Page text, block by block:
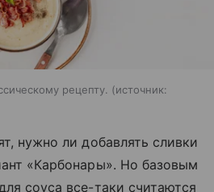
рецепту.
источник:
нужно ли добавлять сливки
«Карбонары». Но базовым
соуса все-таки считаются